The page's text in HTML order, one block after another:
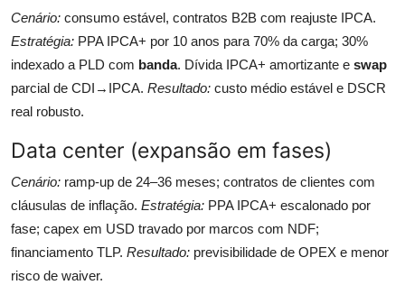
Cenário: consumo estável, contratos B2B com reajuste IPCA.
Estratégia: PPA IPCA+ por 10 anos para 70% da carga; 30%
indexado a PLD com banda. Dívida IPCA+ amortizante e swap
parcial de CDI→IPCA. Resultado: custo médio estável e DSCR
real robusto.
Data center (expansão em fases)
Cenário: ramp-up de 24–36 meses; contratos de clientes com
cláusulas de inflação. Estratégia: PPA IPCA+ escalonado por
fase; capex em USD travado por marcos com NDF;
financiamento TLP. Resultado: previsibilidade de OPEX e menor
risco de waiver.